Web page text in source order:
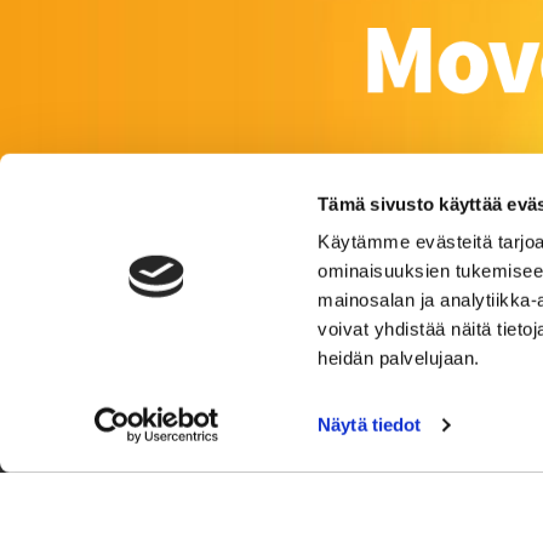
Tämä sivusto käyttää
Käytämme evästeitä
ominaisuuksien
mainosalan ja
voivat yhdistää näitä
heidän palvelujaan.
Näytä tiedot